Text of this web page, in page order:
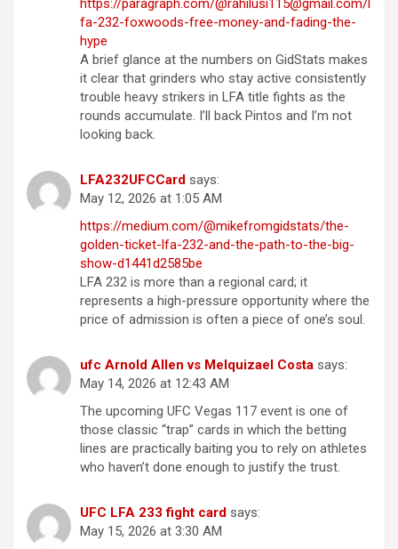
https://paragraph.com/@rahilusi115@gmail.com/l
fa-232-foxwoods-free-money-and-fading-the-
hype
A brief glance at the numbers on GidStats makes
it clear that grinders who stay active consistently
trouble heavy strikers in LFA title fights as the
rounds accumulate. I’ll back Pintos and I’m not
looking back.
LFA232UFCCard says:
May 12, 2026 at 1:05 AM
https://medium.com/@mikefromgidstats/the-
golden-ticket-lfa-232-and-the-path-to-the-big-
show-d1441d2585be
LFA 232 is more than a regional card; it
represents a high-pressure opportunity where the
price of admission is often a piece of one’s soul.
ufc Arnold Allen vs Melquizael Costa says:
May 14, 2026 at 12:43 AM
The upcoming UFC Vegas 117 event is one of
those classic “trap” cards in which the betting
lines are practically baiting you to rely on athletes
who haven’t done enough to justify the trust.
UFC LFA 233 fight card says:
May 15, 2026 at 3:30 AM